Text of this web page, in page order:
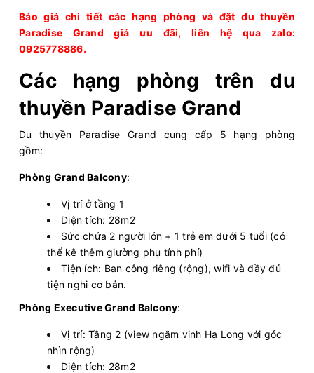
Báo giá chi tiết các hạng phòng và đặt du thuyền
Paradise Grand giá ưu đãi, liên hệ qua zalo:
0925778886.
Các hạng phòng trên du
thuyền Paradise Grand
Du thuyền Paradise Grand cung cấp 5 hạng phòng
gồm:
Phòng Grand Balcony:
Vị trí ở tầng 1
Diện tích: 28m2
Sức chứa 2 người lớn + 1 trẻ em dưới 5 tuổi (có
thể kê thêm giường phụ tính phí)
Tiện ích: Ban công riêng (rộng), wifi và đầy đủ
tiện nghi cơ bản.
Phòng Executive Grand Balcony:
Vị trí: Tầng 2 (view ngắm vịnh Hạ Long với góc
nhìn rộng)
Diện tích: 28m2